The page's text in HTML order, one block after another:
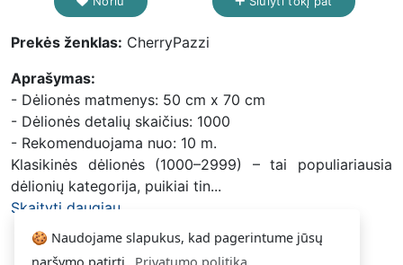
🍪 Naudojame slapukus, kad pagerintume jūsų
naršymo patirtį.
Privatumo politika
Prekės ženklas: CherryPazzi
Aprašymas:
- Dėlionės matmenys: 50 cm x 70 cm
- Dėlionės detalių skaičius: 1000
- Rekomenduojama nuo: 10 m.
Klasikinės dėlionės (1000–2999) – tai populiariausia
dėlionių kategorija, puikiai tin...
Skaityti daugiau...